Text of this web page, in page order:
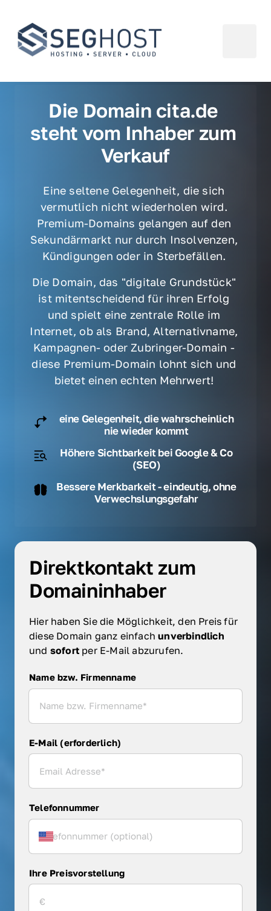
Die Domain cita.de
steht vom Inhaber zum
Verkauf
Eine seltene Gelegenheit, die sich
vermutlich nicht wiederholen wird.
Premium-Domains gelangen auf den
Sekundärmarkt nur durch Insolvenzen,
Kündigungen oder in Sterbefällen.
Die Domain, das "digitale Grundstück"
ist mitentscheidend für ihren Erfolg
und spielt eine zentrale Rolle im
Internet, ob als Brand, Alternativname,
Kampagnen- oder Zubringer-Domain -
diese Premium-Domain lohnt sich und
bietet einen echten Mehrwert!
eine Gelegenheit, die wahrscheinlich
nie wieder kommt
Höhere Sichtbarkeit bei Google & Co
(SEO)
Bessere Merkbarkeit - eindeutig, ohne
Verwechslungsgefahr
Direktkontakt zum
Domaininhaber
Hier haben Sie die Möglichkeit, den Preis für
diese Domain ganz einfach
und sofort per E-Mail abzurufen.
Name bzw. Firmenname
Name bzw. Firmenname
E-Mail (erforderlich)
Telefonnummer
Ihre Preisvorstellung